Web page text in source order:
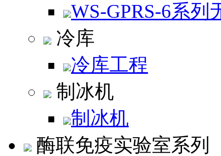
WS-GPRS-6系
冷库
冷库工程
制冰机
制冰机
酶联免疫实验室系列